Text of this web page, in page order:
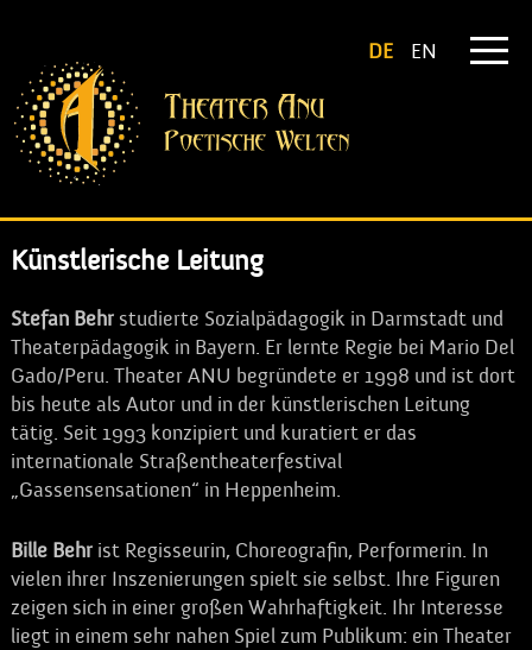
DE EN
Künstlerische Leitung
Stefan Behrstudierte Sozialpädagogik in Darmstadt und
Theaterpädagogik in Bayern. Er lernte Regie bei Mario Del
Gado/Peru. Theater ANU begründete er 1998 und ist dort
bis heute als Autor und in der künstlerischen Leitung
tätig. Seit 1993 konzipiert und kuratiert er das
internationale Straßentheaterfestival
„Gassensensationen“ in Heppenheim.
Bille Behrist Regisseurin, Choreografin, Performerin. In
vielen ihrer Inszenierungen spielt sie selbst. Ihre Figuren
zeigen sich in einer großen Wahrhaftigkeit. Ihr Interesse
liegt in einem sehr nahen Spiel zum Publikum: ein Theater